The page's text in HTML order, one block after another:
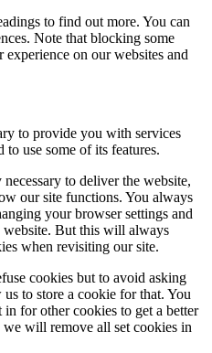
to find out more. You can
Note that blocking some
on our websites and
to provide you with services
use some of its features.
to deliver the website,
our site functions. You always
your browser settings and
But this will always
when revisiting our site.
cookies but to avoid asking
to store a cookie for that. You
for other cookies to get a better
will remove all set cookies in